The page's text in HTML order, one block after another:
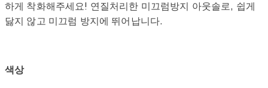
하게 착화해주세요! 연질처리한 미끄럼방지 아웃솔로, 쉽게
닳지 않고 미끄럼 방지에 뛰어납니다.
색상